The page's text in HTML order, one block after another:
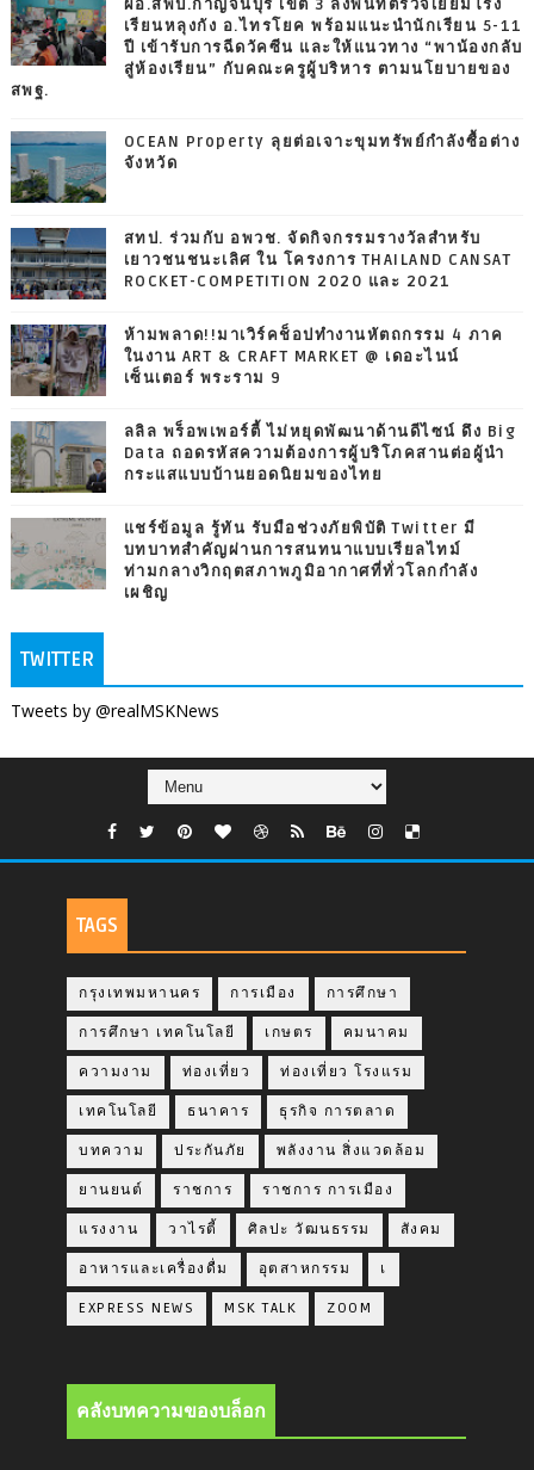
ผอ.สพป.กาญจนบุรี เขต 3 ลงพื้นที่ตรวจเยี่ยมโรง
เรียนหลุงกัง อ.ไทรโยค พร้อมแนะนำนักเรียน 5-11
ปี เข้ารับการฉีดวัคซีน และให้แนวทาง “พาน้องกลับ
สู่ห้องเรียน” กับคณะครูผู้บริหาร ตามนโยบายของ
สพฐ.
OCEAN Property ลุยต่อเจาะขุมทรัพย์กำลังซื้อต่าง
จังหวัด
สทป. ร่วมกับ อพวช. จัดกิจกรรมรางวัลสำหรับ
เยาวชนชนะเลิศ ใน โครงการ THAILAND CANSAT
ROCKET-COMPETITION 2020 และ 2021
ห้ามพลาด!!มาเวิร์คช็อปทำงานหัตถกรรม 4 ภาค
ในงาน ART & CRAFT MARKET @ เดอะไนน์
เซ็นเตอร์ พระราม 9
ลลิล พร็อพเพอร์ตี้ ไม่หยุดพัฒนาด้านดีไซน์ ดึง Big
Data ถอดรหัสความต้องการผู้บริโภคสานต่อผู้นำ
กระแสแบบบ้านยอดนิยมของไทย
แชร์ข้อมูล รู้ทัน รับมือช่วงภัยพิบัติ Twitter มี
บทบาทสำคัญผ่านการสนทนาแบบเรียลไทม์
ท่ามกลางวิกฤตสภาพภูมิอากาศที่ทั่วโลกกำลัง
เผชิญ
TWITTER
Tweets by @realMSKNews
TAGS
กรุงเทพมหานคร การเมือง การศึกษา
การศึกษา เทคโนโลยี เกษตร คมนาคม
ความงาม ท่องเที่ยว ท่องเที่ยว โรงแรม
เทคโนโลยี ธนาคาร ธุรกิจ การตลาด
บทความ ประกันภัย พลังงาน สิ่งแวดล้อม
ยานยนต์ ราชการ ราชการ การเมือง
แรงงาน วาไรตี้ ศิลปะ วัฒนธรรม สังคม
อาหารและเครื่องดื่ม อุตสาหกรรม เ
EXPRESS NEWS MSK TALK ZOOM
คลังบทความของบล็อก